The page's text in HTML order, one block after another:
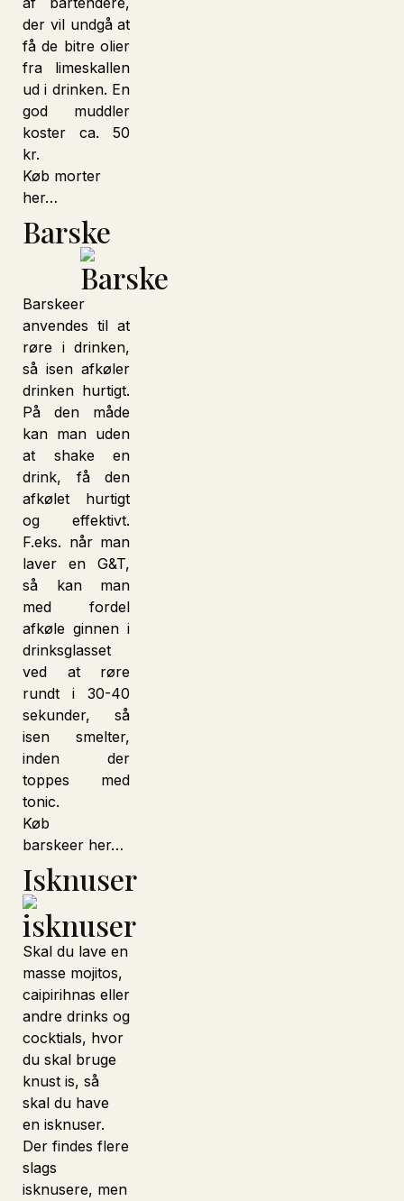
der vil undgå at
få de bitre olier
fra limeskallen
ud i drinken. En
god muddler
koster ca. 50
kr.
Køb morter
her…
Barske
Barskeer
anvendes til at
røre i drinken,
så isen afkøler
drinken hurtigt.
På den måde
kan man uden
at shake en
drink, få den
afkølet hurtigt
og effektivt.
F.eks. når man
laver en G&T,
så kan man
med fordel
afkøle ginnen i
drinksglasset
ved at røre
rundt i 30-40
sekunder, så
isen smelter,
inden der
toppes med
tonic.
Køb
barskeer her…
Isknuser
Skal du lave en
masse mojitos,
caipirihnas eller
andre drinks og
cocktials, hvor
du skal bruge
knust is, så
skal du have
en isknuser.
Der findes flere
slags
isknusere, men